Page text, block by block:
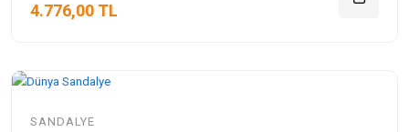
4.776,00 TL
SANDALYE